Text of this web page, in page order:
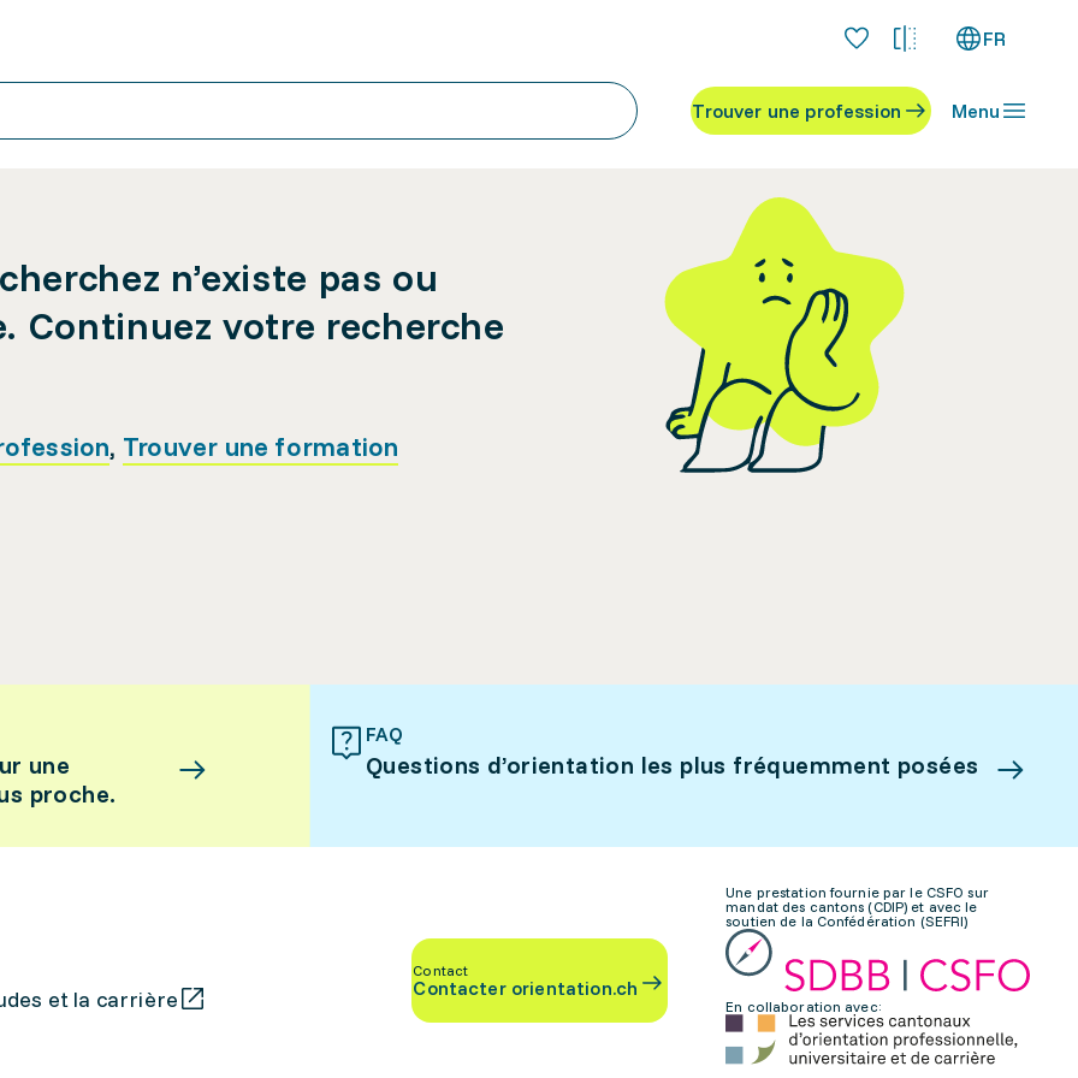
FR
Trouver une profession Menu
n’existe pas ou
Continuez votre recherche
, Trouver une formation
une
proche.
FAQ
Questions d’orientation les plus fréquemment posées
et la carrière
Contact
Contacter orientation.ch
Une prestation fournie par le CSFO sur
mandat des cantons (CDIP) et avec le
soutien de la Confédération (SEFRI)
En collaboration avec: